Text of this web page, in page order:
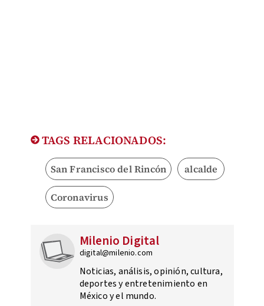
TAGS RELACIONADOS:
San Francisco del Rincón alcalde
Coronavirus
Milenio Digital
digital@milenio.com
Noticias, análisis, opinión, cultura,
deportes y entretenimiento en
México y el mundo.